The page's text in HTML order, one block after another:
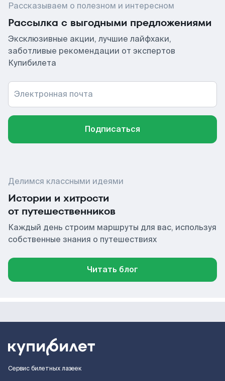
Рассказываем о полезном и интересном
Рассылка с выгодными предложениями
Эксклюзивные акции, лучшие лайфхаки,
заботливые рекомендации от экспертов
Купибилета
Электронная почта
Подписаться
Делимся классными идеями
Истории и хитрости
от путешественников
Каждый день строим маршруты для вас, используя
собственные знания о путешествиях
Читать блог
Сервис билетных лазеек